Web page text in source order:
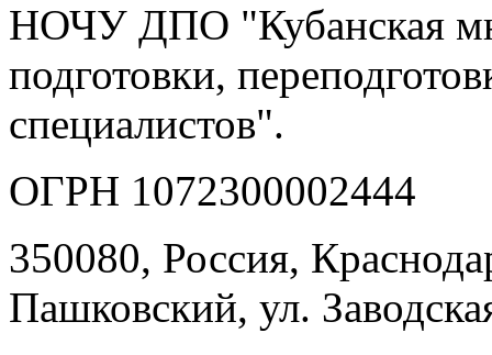
НОЧУ ДПО "Кубанская
подготовки,
специалистов".
ОГРН 1072300002444
350080, Россия,
Пашковский, ул.